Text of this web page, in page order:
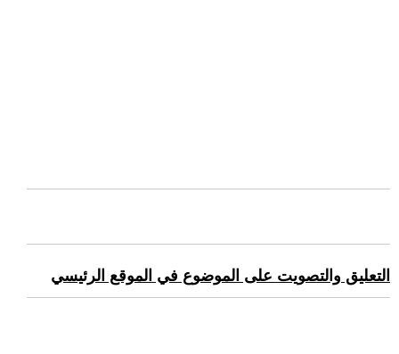
التعليق والتصويت على الموضوع في الموقع الرئيسي